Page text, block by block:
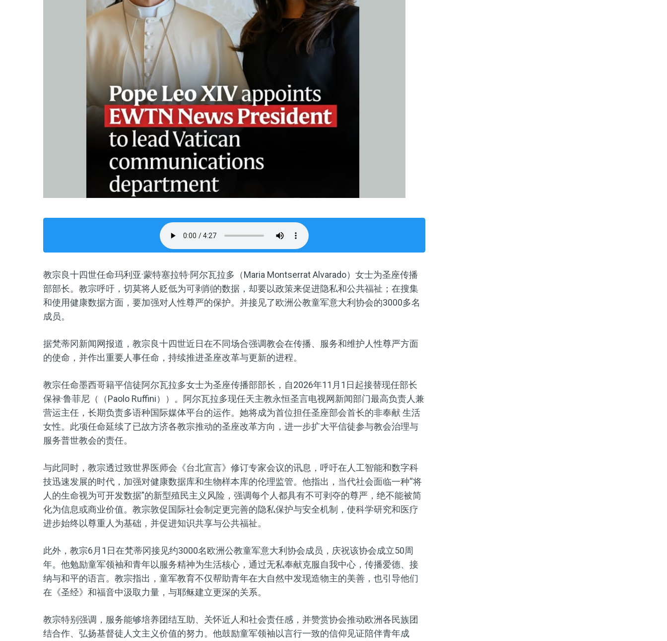
教宗良十四世任命玛利亚·蒙特塞拉特·阿尔瓦拉多（Maria Montserrat Alvarado）女士为圣座传播
部部长。教宗呼吁，切莫将人贬低为可剥削的数据，却要以政策来促进隐私和公共福祉；在搜集
和使用健康数据方面，要加强对人性尊严的保护。并接见了欧洲公教童军意大利协会的3000多名
成员。
据梵蒂冈新闻网报道，教宗良十四世近日在不同场合强调教会在传播、服务和维护人性尊严方面
的使命，并作出重要人事任命，持续推进圣座改革与更新的进程。
教宗任命墨西哥籍平信徒阿尔瓦拉多女士为圣座传播部部长，自2026年11月1日起接替现任部长
保禄·鲁菲尼（（Paolo Ruffini））。阿尔瓦拉多现任天主教永恒圣言电视网新闻部门最高负责人兼
营运主任，长期负责多语种国际媒体平台的运作。她将成为首位担任圣座部会首长的非奉献 生活
女性。此项任命延续了已故方济各教宗推动的圣座改革方向，进一步扩大平信徒参与教会治理与
服务普世教会的责任。
与此同时，教宗透过致世界医师会《台北宣言》修订专家会议的讯息，呼吁在人工智能和数字科
技迅速发展的时代，加强对健康数据库和生物样本库的伦理监管。他指出，当代社会面临一种“将
人的生命视为可开发数据”的新型殖民主义风险，强调每个人都具有不可剥夺的尊严，绝不能被简
化为信息或商业价值。教宗敦促国际社会制定更完善的隐私保护与安全机制，使科学研究和医疗
进步始终以尊重人为基础，并促进知识共享与公共福祉。
此外，教宗6月1日在梵蒂冈接见约3000名欧洲公教童军意大利协会成员，庆祝该协会成立50周
年。他勉励童军领袖和青年以服务精神为生活核心，通过无私奉献克服自我中心，传播爱德、接
纳与和平的语言。教宗指出，童军教育不仅帮助青年在大自然中发现造物主的美善，也引导他们
在《圣经》和福音中汲取力量，与耶稣建立更深的关系。
教宗特别强调，服务能够培养团结互助、关怀近人和社会责任感，并赞赏协会推动欧洲各民族团
结合作、弘扬基督徒人文主义价值的努力。他鼓励童军领袖以言行一致的信仰见证陪伴青年成